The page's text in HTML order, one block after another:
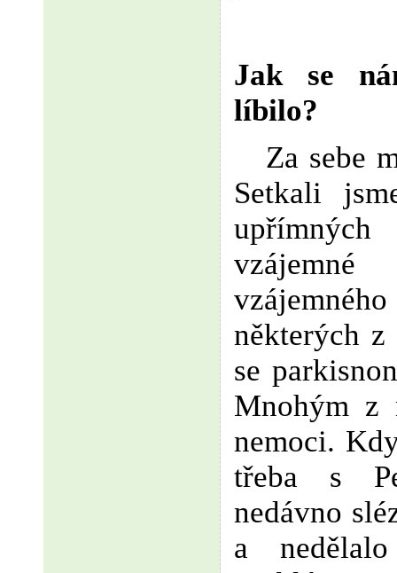
Jak se
líbilo?
Za sebe
Setkali
některých
se
Mnohým z
nemoci.
třeba s
nedávno
a